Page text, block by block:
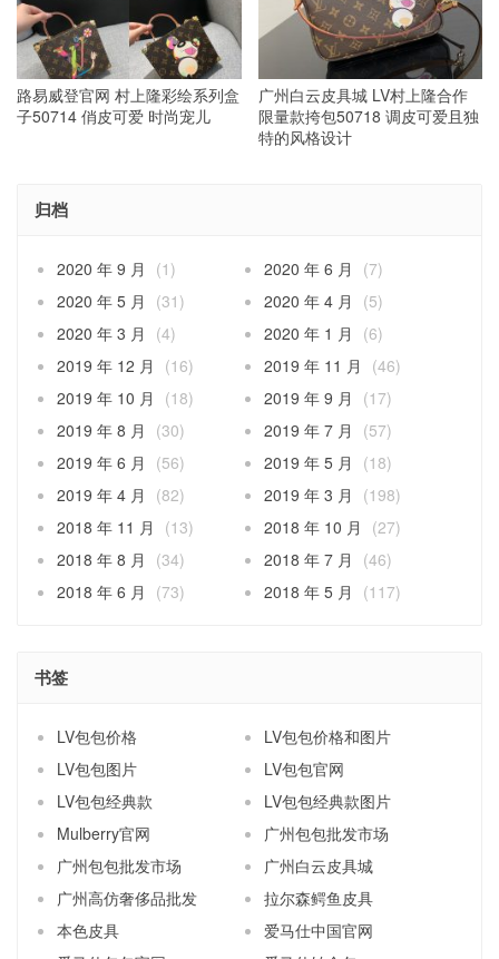
路易威登官网 村上隆彩绘系列盒
子50714 俏皮可爱 时尚宠儿
广州白云皮具城 LV村上隆合作
限量款挎包50718 调皮可爱且独
特的风格设计
归档
2020 年 9 月 (1) 2020 年 6 月
(7)
2020 年 5 月
(31) 2020 年 4 月
(5)
2020 年 3 月
(4) 2020 年 1 月
(6)
2019 年 12 月
(16) 2019 年 11 月
(46)
2019 年 10 月
(18) 2019 年 9 月
(17)
2019 年 8 月
(30) 2019 年 7 月
(57)
2019 年 6 月
(56) 2019 年 5 月
(18)
2019 年 4 月
(82) 2019 年 3 月
(198)
2018 年 11 月
(13) 2018 年 10 月
(27)
2018 年 8 月
(34) 2018 年 7 月
(46)
2018 年 6 月
(73) 2018 年 5 月 (117)
书签
LV包包价格
LV包包价格和图片
LV包包图片
LV包包官网
LV包包经典款
LV包包经典款图片
Mulberry官网
广州包包批发市场
广州包包批发市场
广州白云皮具城
广州高仿奢侈品批发
拉尔森鳄鱼皮具
本色皮具
爱马仕中国官网